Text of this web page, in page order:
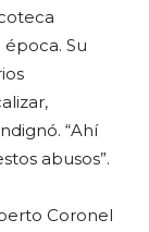
Su
“Ahí
abusos”.
Coronel